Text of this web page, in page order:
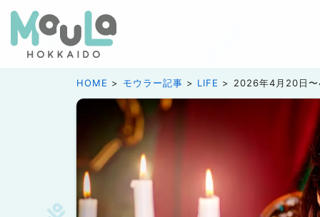
HOME モウラー記事 LIFE 2026年4月20日〜